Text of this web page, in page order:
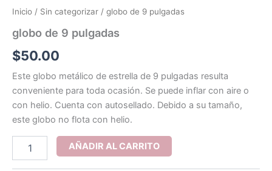
Inicio / Sin categorizar / globo de 9 pulgadas
globo de 9 pulgadas
$50.00
Este globo metálico de estrella de 9 pulgadas resulta
conveniente para toda ocasión. Se puede inflar con aire o
con helio. Cuenta con autosellado. Debido a su tamaño,
este globo no flota con helio.
AÑADIR AL CARRITO